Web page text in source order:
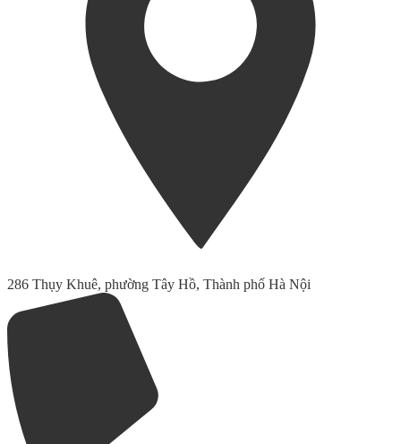
286 Thụy Khuê, phường Tây Hồ, Thành phố Hà Nội